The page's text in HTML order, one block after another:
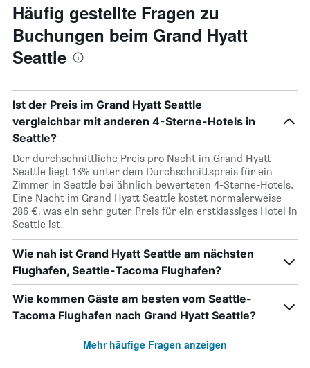
Häufig gestellte Fragen zu
Buchungen beim Grand Hyatt
Seattle
Ist der Preis im Grand Hyatt Seattle
vergleichbar mit anderen 4-Sterne-Hotels in
Seattle?
Der durchschnittliche Preis pro Nacht im Grand Hyatt
Seattle liegt 13% unter dem Durchschnittspreis für ein
Zimmer in Seattle bei ähnlich bewerteten 4-Sterne-Hotels.
Eine Nacht im Grand Hyatt Seattle kostet normalerweise
286 €, was ein sehr guter Preis für ein erstklassiges Hotel in
Seattle ist.
Wie nah ist Grand Hyatt Seattle am nächsten
Flughafen, Seattle-Tacoma Flughafen?
Wie kommen Gäste am besten vom Seattle-
Tacoma Flughafen nach Grand Hyatt Seattle?
Mehr häufige Fragen anzeigen